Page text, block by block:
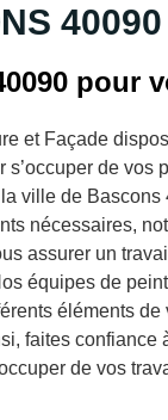
40090
pour
et Façade
de vos
ville de Bascons
nécessaires,
assurer un
équipes de
éléments de
faites confiance
de vos